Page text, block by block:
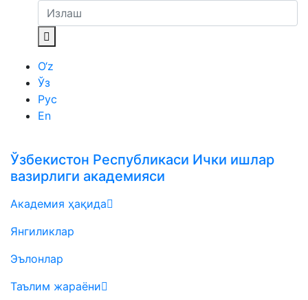
O‘z
Ўз
Рус
En
Ўзбекистон Республикаси Ички ишлар
вазирлиги академияси
Академия ҳақида
Янгиликлар
Эълонлар
Таълим жараёни